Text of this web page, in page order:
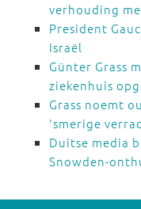
verhouding
President
Israël
Günter Grass
ziekenhuis
Grass noemt
'smerige
Duitse media
Snowden-